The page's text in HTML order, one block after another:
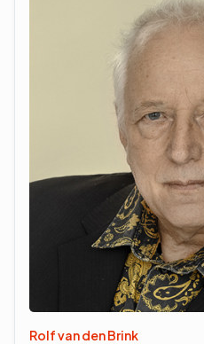
Rolf van den Brink